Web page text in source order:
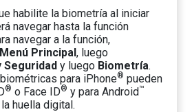
habilite la biometría al iniciar
navegar hasta la función
navegar a la función,
Menú Principal, luego
Seguridad y luego Biometría.
para iPhone® pueden
® o Face ID® y para Android™
huella digital.